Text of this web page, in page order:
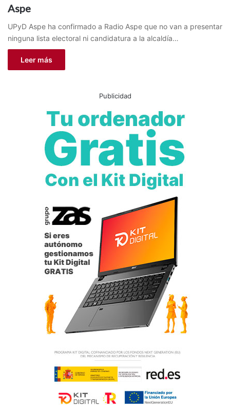
Aspe
UPyD Aspe ha confirmado a Radio Aspe que no van a presentar
ninguna lista electoral ni candidatura a la alcaldía…
Leer más
Publicidad